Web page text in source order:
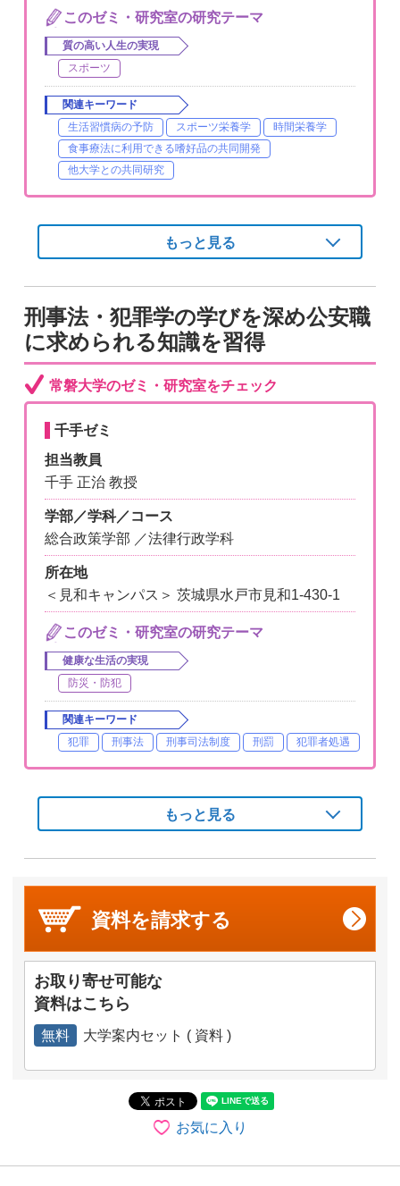
このゼミ・研究室の研究テーマ
質の高い人生の実現
スポーツ
関連キーワード
生活習慣病の予防
スポーツ栄養学
時間栄養学
食事療法に利用できる嗜好品の共同開発
他大学との共同研究
もっと見る
刑事法・犯罪学の学びを深め公安職
に求められる知識を習得
常磐大学のゼミ・研究室をチェック
千手ゼミ
担当教員
千手 正治 教授
学部／学科／コース
総合政策学部 ／法律行政学科
所在地
＜見和キャンパス＞ 茨城県水戸市見和1-430-1
このゼミ・研究室の研究テーマ
健康な生活の実現
防災・防犯
関連キーワード
犯罪
刑事法 刑事司法制度 刑罰 犯罪者処遇
もっと見る
資料を請求する
お取り寄せ可能な
資料はこちら
無料 大学案内セット ( 資料 )
お気に入り